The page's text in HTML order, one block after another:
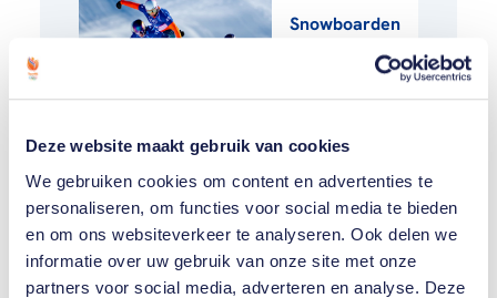
Deze website maakt gebruik van cookies
We gebruiken cookies om content en advertenties te
personaliseren, om functies voor social media te bieden
en om ons websiteverkeer te analyseren. Ook delen we
informatie over uw gebruik van onze site met onze
partners voor social media, adverteren en analyse. Deze
Snowboarden
Gerelateerde
artikelen
Toon alle